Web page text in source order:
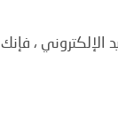
الإلكتروني ،